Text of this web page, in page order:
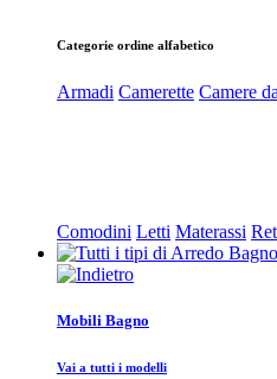
Categorie ordine alfabetico
Armadi Camerette Camere
Comodini Letti Materassi
Mobili Bagno
Vai a tutti i modelli